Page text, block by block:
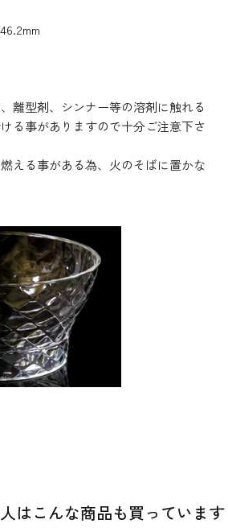
離型剤、シンナー等の溶剤に触れる
る事がありますので十分ご注意下さ
える事がある為、火のそばに置かな
はこんな商品も買っています